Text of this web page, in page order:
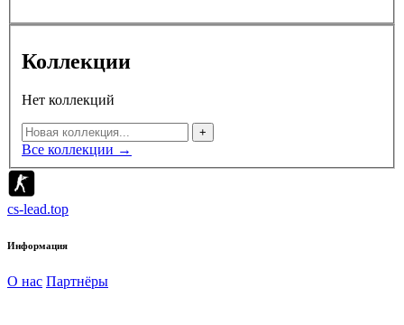
Коллекции
Нет коллекций
+
Все коллекции →
cs-lead.top
Информация
О нас Партнёры